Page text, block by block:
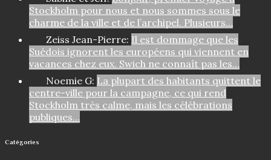
Stockholm pour nous et nous sommes sous le
charme de la ville et de l’archipel. Plusieurs…
Zeiss Jean-Pierre: Il est dommage que les
Suédois ignorent les européens qui viennent en
vacances chez eux. Swich ne connaît pas les…
Noemie G: La plupart des habitants quittent le
centre-ville pour la campagne, ce qui rend
Stockholm très calme, mais les célébrations
publiques…
Catégories